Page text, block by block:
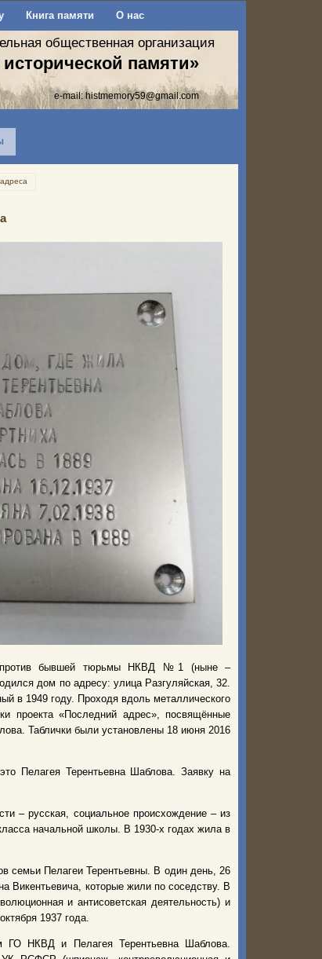
Книга памяти О нас
общественная организация
памяти»
e-mail:histmemory59@gmail.com
бывшей тюрьмы НКВД №1 (ныне –
дом по адресу: улица Разгуляйская, 32.
в 1949 году. Проходя вдоль металлического
проекта «Последний адрес», посвящённые
Таблички были установлены 18 июня 2016
Пелагея Терентьевна Шаблова. Заявку на
– русская, социальное происхождение – из
начальной школы. В 1930-х годах жила в
семьи Пелагеи Терентьевны. В один день, 26
Викентьевича, которые жили по соседству. В
и антисоветская деятельность) и
1937 года.
ГО НКВД и Пелагея Терентьевна Шаблова.